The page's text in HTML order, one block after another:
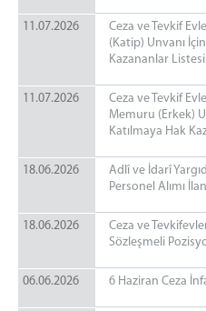
11.07.2026
Ceza ve Tevkif
(Katip) Unvanı
Kazananlar Listesi
11.07.2026
Ceza ve Tevkif
Memuru (Erkek)
Katılmaya Hak
18.06.2026
Adlî ve İdarî
Personel Alımı
18.06.2026
Ceza ve
Sözleşmeli
06.06.2026 6 Haziran Ceza